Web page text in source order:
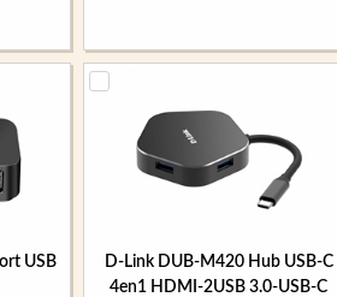
USB
D-Link DUB-M420 Hub USB-C
4en1 HDMI-2USB 3.0-USB-C